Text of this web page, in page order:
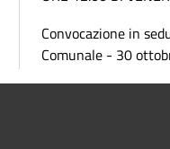
Convocazione in
Comunale - 30